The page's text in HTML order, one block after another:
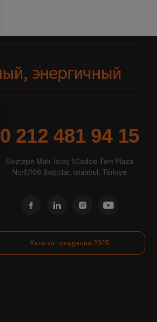
0 212 481 94 15
Göztepe Mah. İstoç 1.Cadde Tem Plaza
No:6/106 Bağcılar, İstanbul, Türkiye
Каталог продукции 2025